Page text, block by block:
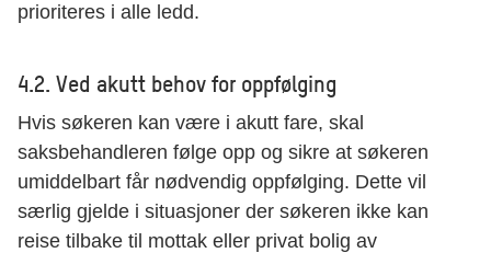
prioriteres i alle ledd.
4.2. Ved akutt behov for oppfølging
Hvis søkeren kan være i akutt fare, skal
saksbehandleren følge opp og sikre at søkeren
umiddelbart får nødvendig oppfølging. Dette vil
særlig gjelde i situasjoner der søkeren ikke kan
reise tilbake til mottak eller privat bolig av